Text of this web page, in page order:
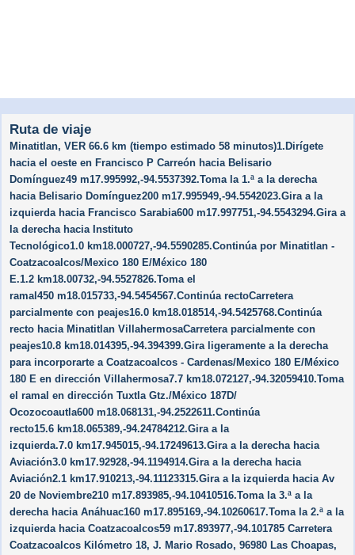
Ruta de viaje
Minatitlan, VER 66.6 km (tiempo estimado 58 minutos)1.Dirígete
hacia el oeste en Francisco P Carreón hacia Belisario
Domínguez49 m17.995992,-94.5537392.Toma la 1.ª a la derecha
hacia Belisario Domínguez200 m17.995949,-94.5542023.Gira a la
izquierda hacia Francisco Sarabia600 m17.997751,-94.5543294.Gira a
la derecha hacia Instituto
Tecnológico1.0 km18.000727,-94.5590285.Continúa por Minatitlan -
Coatzacoalcos/​Mexico 180 E/​México 180
E.1.2 km18.00732,-94.5527826.Toma el
ramal450 m18.015733,-94.5454567.Continúa rectoCarretera
parcialmente con peajes16.0 km18.018514,-94.5425768.Continúa
recto hacia Minatitlan VillahermosaCarretera parcialmente con
peajes10.8 km18.014395,-94.394399.Gira ligeramente a la derecha
para incorporarte a Coatzacoalcos - Cardenas/​Mexico 180 E/​México
180 E en dirección Villahermosa7.7 km18.072127,-94.32059410.Toma
el ramal en dirección Tuxtla Gtz./​México 187D/​
Ocozocoautla600 m18.068131,-94.2522611.Continúa
recto15.6 km18.065389,-94.24784212.Gira a la
izquierda.7.0 km17.945015,-94.17249613.Gira a la derecha hacia
Aviación3.0 km17.92928,-94.1194914.Gira a la derecha hacia
Aviación2.1 km17.910213,-94.11123315.Gira a la izquierda hacia Av
20 de Noviembre210 m17.893985,-94.10410516.Toma la 3.ª a la
derecha hacia Anáhuac160 m17.895169,-94.10260617.Toma la 2.ª a la
izquierda hacia Coatzacoalcos59 m17.893977,-94.101785 Carretera
Coatzacoalcos Kilómetro 18, J. Mario Rosado, 96980 Las Choapas,